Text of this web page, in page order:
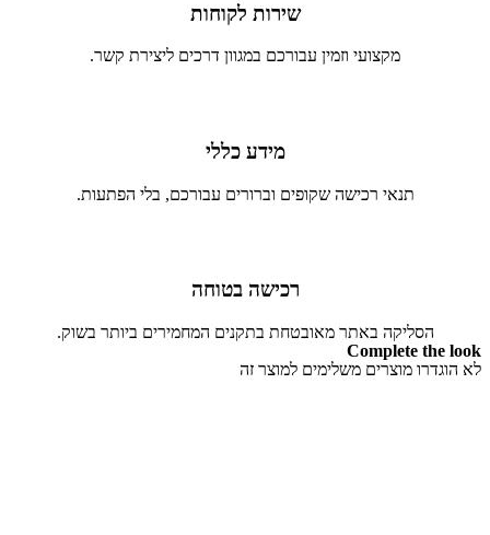
שירות לקוחות
מקצועי וזמין עבורכם במגוון דרכים ליצירת קשר.
מידע כללי
תנאי רכישה שקופים וברורים עבורכם, בלי הפתעות.
רכישה בטוחה
הסליקה באתר מאובטחת בתקנים המחמירים ביותר בשוק.
Complete the look
לא הוגדרו מוצרים משלימים למוצר זה